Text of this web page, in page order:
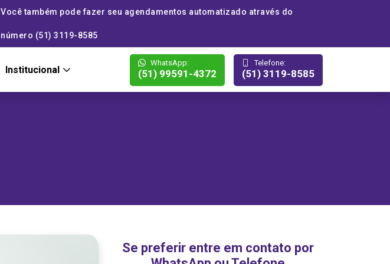
Você também pode fazer seu agendamentos automatizado através do
número (51) 3119-8585
WhatsApp:
(51) 99591-4372
Telefone:
(51) 3119-8585
Institucional
Se preferir entre em contato por